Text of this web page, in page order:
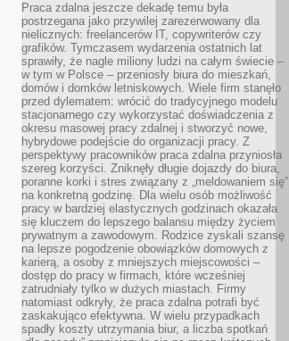
Praca zdalna jeszcze dekadę temu była
postrzegana jako przywilej zarezerwowany dla
nielicznych: freelancerów IT, copywriterów czy
grafików. Tymczasem wydarzenia ostatnich lat
sprawiły, że nagle miliony ludzi na całym świecie –
w tym w Polsce – przeniosły biura do mieszkań,
domów i domków letniskowych. Wiele firm stanęło
przed dylematem: wrócić do tradycyjnego modelu
stacjonarnego czy wykorzystać doświadczenia z
okresu masowej pracy zdalnej i stworzyć nowe,
hybrydowe podejście do organizacji pracy. Z
perspektywy pracowników praca zdalna przyniosła
szereg korzyści. Zniknęły długie dojazdy do biura,
poranne korki i stres związany z „meldowaniem się”
na konkretną godzinę. Dla wielu osób możliwość
pracy w bardziej elastycznych godzinach okazała
się kluczem do lepszego balansu między życiem
prywatnym a zawodowym. Rodzice zyskali szansę
na lepsze pogodzenie obowiązków domowych z
karierą, a osoby z mniejszych miejscowości –
dostęp do pracy w firmach, które wcześniej
zatrudniały tylko w dużych miastach. Firmy
natomiast odkryły, że praca zdalna potrafi być
zaskakująco efektywna. W wielu przypadkach
spadły koszty utrzymania biur, a liczba spotkań